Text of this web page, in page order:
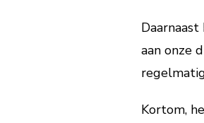
aan onze
Kortom,